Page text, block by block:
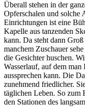
Überall stehen in der
Opferschalen und solche
Einrichtungen ist eine
Kapelle aus tanzenden
kann. Da steht dann
manchem Zuschauer
die Gesichter huschen.
Wasserlauf, auf dem man
aussprechen kann. Die
zunehmend friedlicher.
täglichen Leben. So zum
den Stationen des